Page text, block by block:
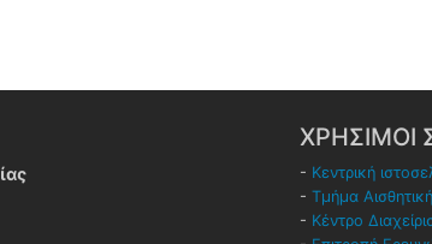
ΧΡΗΣΙΜΟΙ
- Κεντρική
- Τμήμα
- Κέντρο